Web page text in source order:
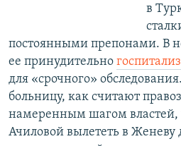
в
постоянными препонами. В
ее принудительно
для «срочного»
больницу, как считают
намеренным шагом
Ачиловой вылететь в Женеву